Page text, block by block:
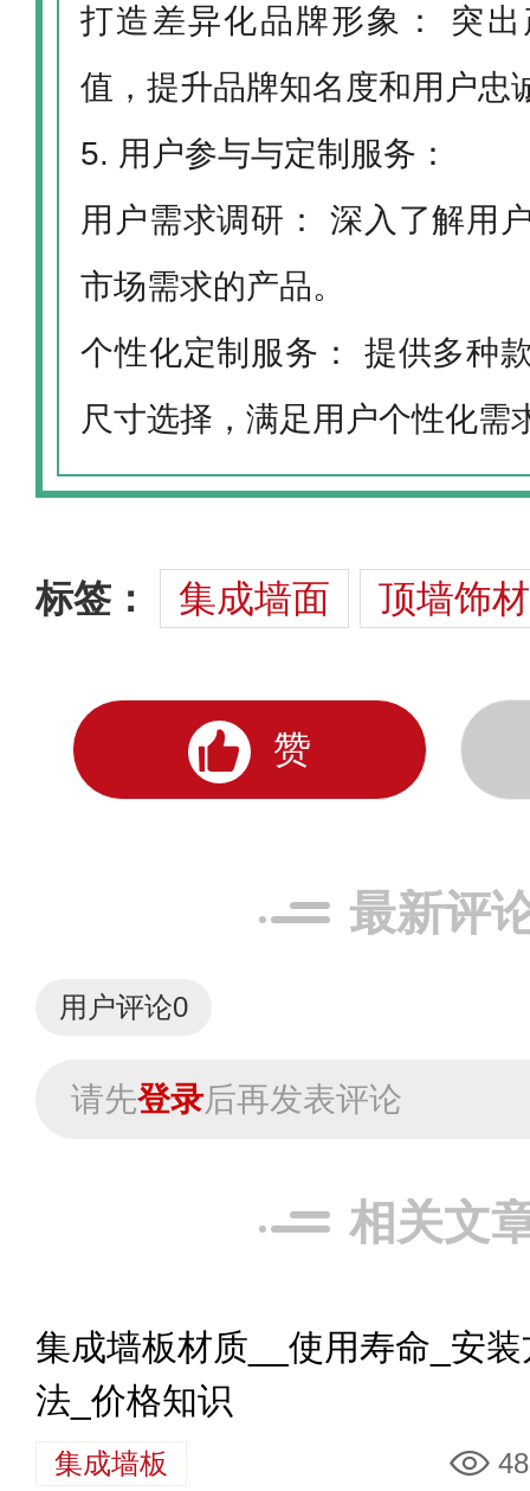
打造差异化品牌形象： 突
值，提升品牌知名度和用户忠
5. 用户参与与定制服务：
用户需求调研： 深入了解用
市场需求的产品。
个性化定制服务： 提供多种
尺寸选择，满足用户个性化需
标签： 集成墙面 顶墙饰材
赞
最新评
用户评论0
请先登录后再发表评论
相关文
集成墙板材质__使用寿命_安装
法_价格知识
集成墙板